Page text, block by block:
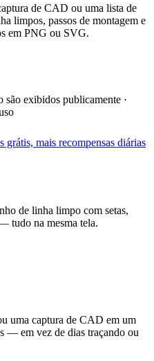
de CAD ou uma lista de
limpos, passos de montagem e
em PNG ou SVG.
são exibidos publicamente ·
grátis, mais recompensas diárias
de linha limpo com setas,
tudo na mesma tela.
uma captura de CAD em um
— em vez de dias traçando ou